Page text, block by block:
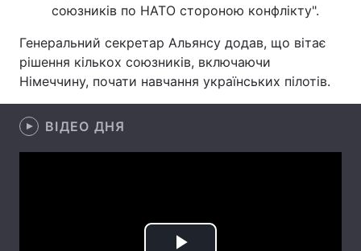
Відео з Youtube
Інтерв'ю Думки
Архів Вакансії
союзників по НАТО стороною конфлікту".
Генеральний секретар Альянсу додав, що вітає
рішення кількох союзників, включаючи
Німеччину, почати навчання українських пілотів.
ВІДЕО ДНЯ